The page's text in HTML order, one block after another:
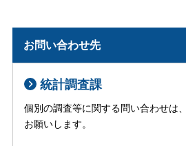
お問い合わせ先
統計調査課
個別の調査等に関する問い合わせは
お願いします。